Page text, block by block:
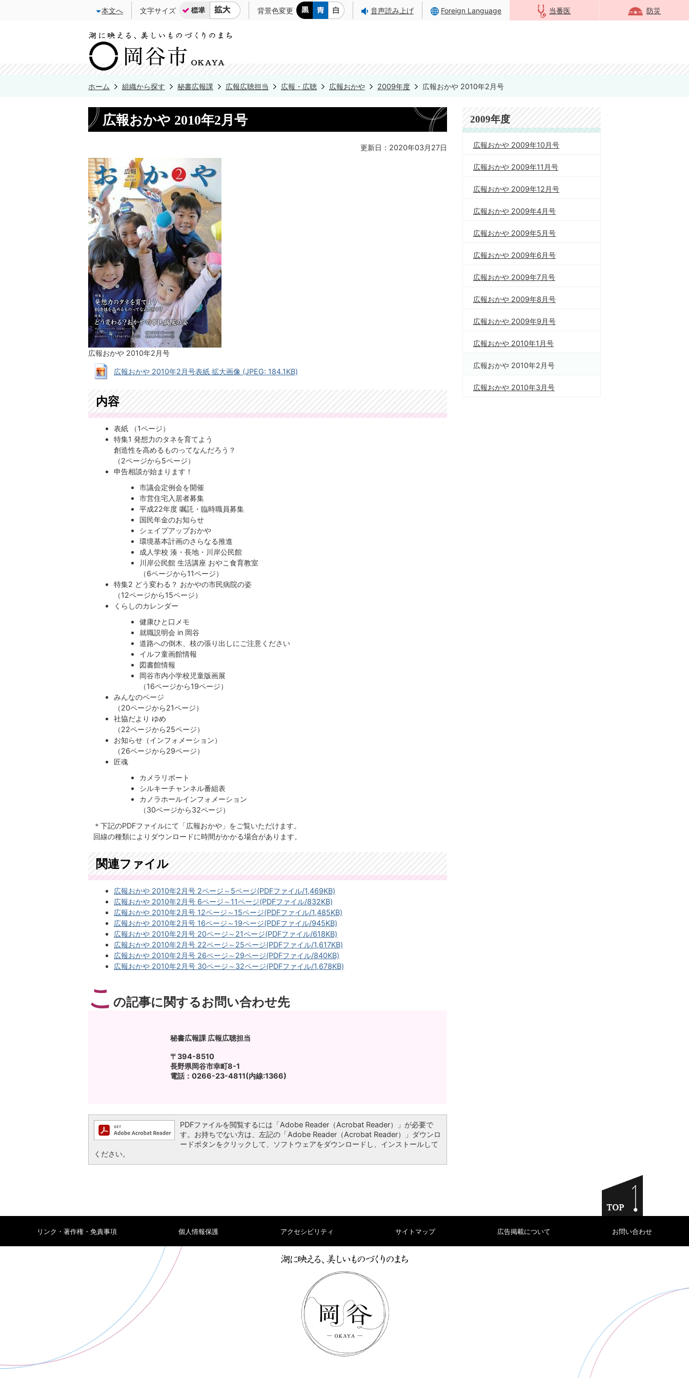
本文へ 文字サイズ 背景色変更 音声読み上げ Foreign Language 当番医 防災
ホーム 組織から探す 秘書広報課 広報広聴担当 広報・広聴 広報おかや 2009年度 広報おかや 2010年2月号
広報おかや 2010年2月号
更新日：2020年03月27日
広報おかや 2010年2月号
広報おかや 2010年2月号表紙 拡大画像 (JPEG: 184.1KB)
内容
表紙 （1ページ）
特集1 発想力のタネを育てよう
創造性を高めるものってなんだろう？
（2ページから5ページ）
申告相談が始まります！
市議会定例会を開催
市営住宅入居者募集
平成22年度 嘱託・臨時職員募集
国民年金のお知らせ
シェイプアップおかや
環境基本計画のさらなる推進
成人学校 湊・長地・川岸公民館
川岸公民館 生活講座 おやこ食育教室
（6ページから11ページ）
特集2 どう変わる？ おかやの市民病院の姿
（12ページから15ページ）
くらしのカレンダー
健康ひと口メモ
就職説明会 in 岡谷
道路への倒木、枝の張り出しにご注意ください
イルフ童画館情報
図書館情報
岡谷市内小学校児童版画展
（16ページから19ページ）
みんなのページ
（20ページから21ページ）
社協だより ゆめ
（22ページから25ページ）
お知らせ（インフォメーション）
​​​​​​​（26ページから29ページ）
匠魂
カメラリポート
シルキーチャンネル番組表
カノラホールインフォメーション
​​​​​​​（30ページから32ページ）
＊下記のPDFファイルにて「広報おかや」をご覧いただけます。
回線の種類によりダウンロードに時間がかかる場合があります。
関連ファイル
広報おかや 2010年2月号 2ページ～5ページ(PDFファイル/1,469KB)
広報おかや 2010年2月号 6ページ～11ページ(PDFファイル/832KB)
広報おかや 2010年2月号 12ページ～15ページ(PDFファイル/1,485KB)
広報おかや 2010年2月号 16ページ～19ページ(PDFファイル/945KB)
広報おかや 2010年2月号 20ページ～21ページ(PDFファイル/618KB)
広報おかや 2010年2月号 22ページ～25ページ(PDFファイル/1,617KB)
広報おかや 2010年2月号 26ページ～29ページ(PDFファイル/840KB)
広報おかや 2010年2月号 30ページ～32ページ(PDFファイル/1,678KB)
こ の記事に関するお問い合わせ先
秘書広報課 広報広聴担当
〒394-8510
長野県岡谷市幸町8-1
電話：0266-23-4811(内線:1366)
PDFファイルを閲覧するには「Adobe Reader（Acrobat Reader）」が必要で
す。お持ちでない方は、左記の「Adobe Reader（Acrobat Reader）」ダウンロ
ードボタンをクリックして、ソフトウェアをダウンロードし、インストールして
ください。
2009年度
広報おかや 2009年10月号
広報おかや 2009年11月号
広報おかや 2009年12月号
広報おかや 2009年4月号
広報おかや 2009年5月号
広報おかや 2009年6月号
広報おかや 2009年7月号
広報おかや 2009年8月号
広報おかや 2009年9月号
広報おかや 2010年1月号
広報おかや 2010年2月号
広報おかや 2010年3月号
リンク・著作権・免責事項 個人情報保護 アクセシビリティ サイトマップ 広告掲載について お問い合わせ